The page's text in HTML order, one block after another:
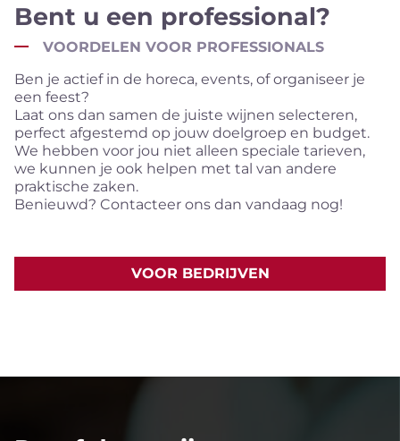
Bent u een professional?
VOORDELEN VOOR PROFESSIONALS
Ben je actief in de horeca, events, of organiseer je
een feest?
Laat ons dan samen de juiste wijnen selecteren,
perfect afgestemd op jouw doelgroep en budget.
We hebben voor jou niet alleen speciale tarieven,
we kunnen je ook helpen met tal van andere
praktische zaken.
Benieuwd? Contacteer ons dan vandaag nog!
VOOR BEDRIJVEN